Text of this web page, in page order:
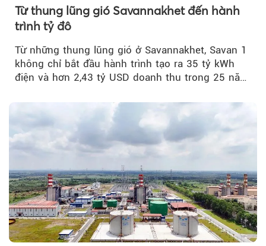
Từ thung lũng gió Savannakhet đến hành
trình tỷ đô
Từ những thung lũng gió ở Savannakhet, Savan 1
không chỉ bắt đầu hành trình tạo ra 35 tỷ kWh
điện và hơn 2,43 tỷ USD doanh thu trong 25 năm